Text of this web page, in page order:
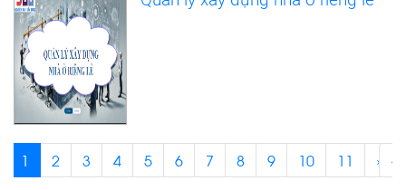
1 2 3 4 5 6 7 8 9 10 11 › ‹